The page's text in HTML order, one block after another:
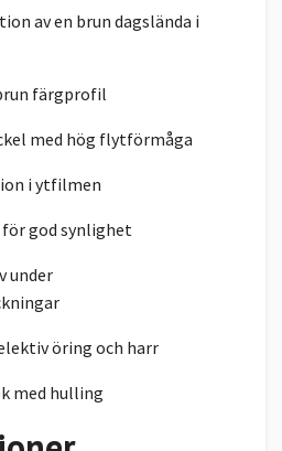
av en brun dagslända i
färgprofil
med hög flytförmåga
i ytfilmen
god synlighet
under
öring och harr
med hulling